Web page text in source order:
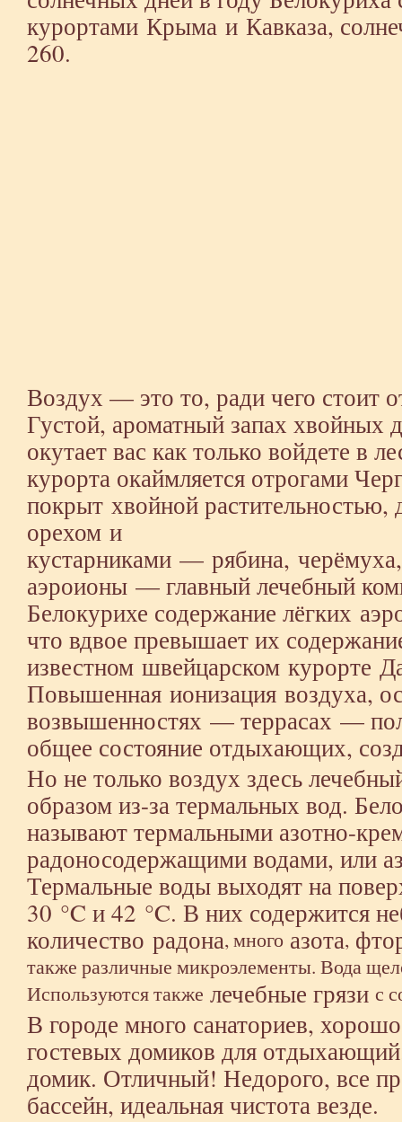
курортами Крыма и Кавказа,
260.
Воздух — это то, ради чего стоит
Густой, ароматный запах хвойных
окутает вас как только войдете в
курорта окаймляется отрогами
покрыт хвойной
орехом и
кустарниками — рябина,
аэроионы — главный лечебный
Белокурихе содержание лёгких
что вдвое превышает их
известном швейцарском курорте
Повышенная ионизация воздуха,
возвышенностях — террасах —
общее состояние отдыхающих,
Но не только воздух здесь
образом из-за термальных вод.
называют термальными азотно-
радоносодержащими водами, или
Термальные воды выходят на
30 °C и 42 °C. В них содержится
количество радона, много азота,
также различные микроэлементы. Вода
Используются также лечебные грязи с
В городе много санаториев,
гостевых домиков для
домик. Отличный! Недорого, все
бассейн, идеальная чистота везде.